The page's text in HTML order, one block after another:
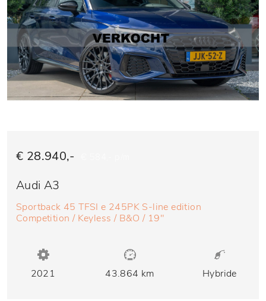
€ 28.940,-
Audi A3
Sportback 45 TFSI e 245PK S-line edition
Competition / Keyless / B&O / 19"
2021 43.864 km Hybride